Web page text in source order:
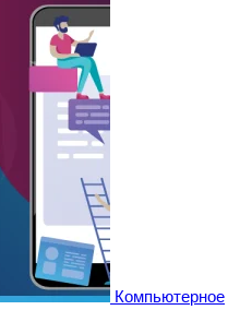
Компьютерное